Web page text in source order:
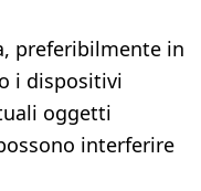
preferibilmente in
i dispositivi
oggetti
interferire